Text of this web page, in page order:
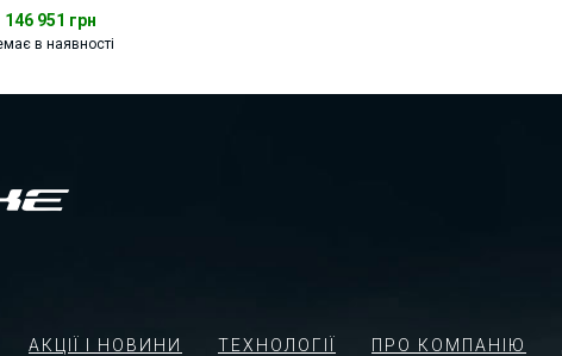
146 951 грн
в наявності
АКЦІЇ І НОВИНИ ТЕХНОЛОГІЇ ПРО КОМПАНІЮ